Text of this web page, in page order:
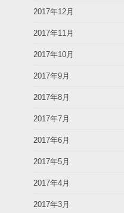
2017年12月
2017年11月
2017年10月
2017年9月
2017年8月
2017年7月
2017年6月
2017年5月
2017年4月
2017年3月